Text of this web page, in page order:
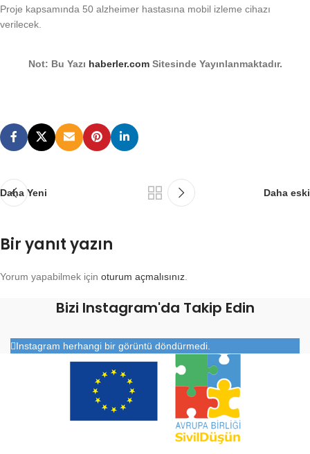
Proje kapsamında 50 alzheimer hastasına mobil izleme cihazı
verilecek.
Not: Bu Yazı haberler.comSitesinde Yayınlanmaktadır.
Daha Yeni Daha eski
Bir yanıt yazın
Yorum yapabilmek için oturum açmalısınız
Bizi Instagram'da Takip Edin
Instagram herhangi bir görüntü döndürmedi.